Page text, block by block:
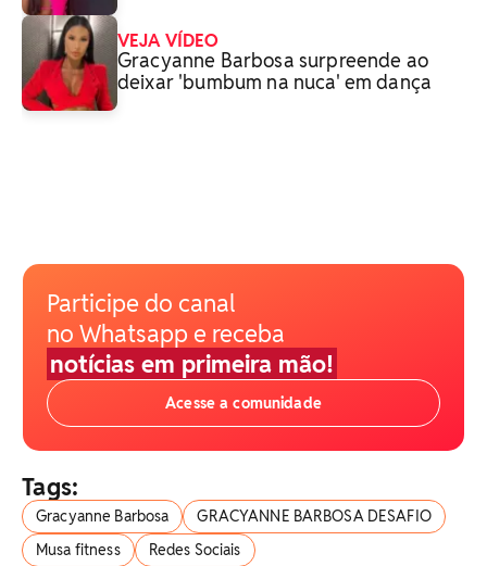
VEJA VÍDEO
Gracyanne Barbosa surpreende ao
deixar 'bumbum na nuca' em dança
Participe do canal
no Whatsapp e receba
notícias em primeira mão!
Acesse a comunidade
Tags:
Gracyanne Barbosa
GRACYANNE BARBOSA DESAFIO
Musa fitness
Redes Sociais